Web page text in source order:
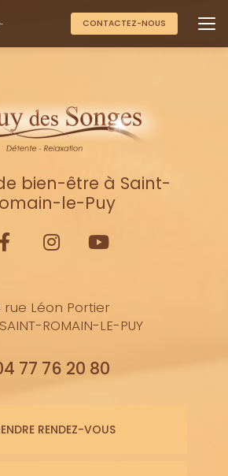
CONTACTEZ-NOUS
bien-être à Saint-
le-Puy
rue Léon Portier
ROMAIN-LE-PUY
77 76 20 80
RENDEZ-VOUS